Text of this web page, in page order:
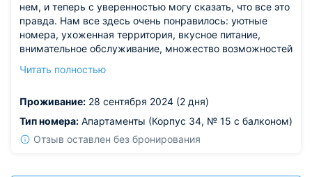
нем, и теперь с уверенностью могу сказать, что все это
правда. Нам все здесь очень понравилось: уютные
номера, ухоженная территория, вкусное питание,
внимательное обслуживание, множество возможностей
детьми: есть детские площадки, мини-зоопарк,
Читать полностью
Проживание: 28 сентября 2024 (2 дня)
Тип номера: Апартаменты (Корпус 34, № 15 с балконом)
Отзыв оставлен без бронирования